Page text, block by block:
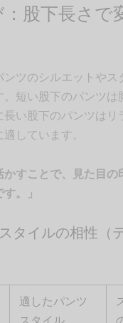
股下長さで
ツのシルエットやス
短い股下のパンツは
い股下のパンツはリ
しています。
かすことで、見た目
。」
タイルの相性（
適したパンツ